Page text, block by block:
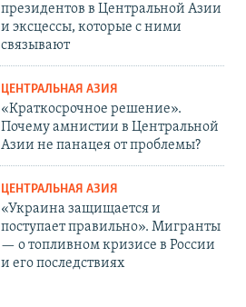
президентов в Центральной Азии
и эксцессы, которые с ними
связывают
ЦЕНТРАЛЬНАЯ АЗИЯ
«Краткосрочное решение».
Почему амнистии в Центральной
Азии не панацея от проблемы?
ЦЕНТРАЛЬНАЯ АЗИЯ
«Украина защищается и
поступает правильно». Мигранты
— о топливном кризисе в России
и его последствиях